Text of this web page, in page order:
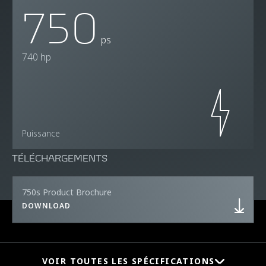
750 ps
740 hp
Puissance
TÉLÉCHARGEMENTS
750s Product Brochure
DOWNLOAD
VOIR TOUTES LES SPÉCIFICATIONS